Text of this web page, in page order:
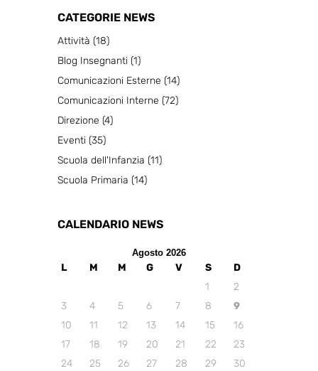
CATEGORIE NEWS
Attività (18)
Blog Insegnanti(1)
Comunicazioni Esterne (14)
Comunicazioni Interne (72)
Direzione (4)
Eventi(35)
Scuola dell'Infanzia (11)
Scuola Primaria (14)
CALENDARIO NEWS
Agosto 2026
L M M G V S
D
1
2
3
4 5 6 7 8
9
10
11 12 13 14 15
16
17
18 19 20 21 22
23
24
25 26 27 28 29
30